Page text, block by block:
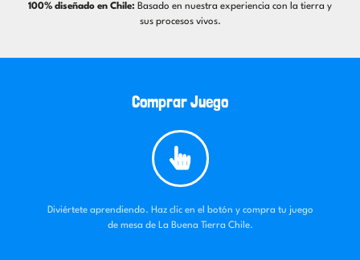
100% diseñado en Chile: Basado en nuestra experiencia con la tierra y
sus procesos vivos.
Comprar Juego
Diviértete aprendiendo. Haz clic en el botón y compra tu juego
de mesa de La Buena Tierra Chile.